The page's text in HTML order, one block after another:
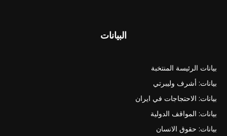
البيانات
بيانات الرئيسة المنتخبة
بيانات: أشرف وليبرتي
بيانات: الاحتجاجات في ايران
بيانات: المواقف الدولية
بيانات: حقوق الانسان